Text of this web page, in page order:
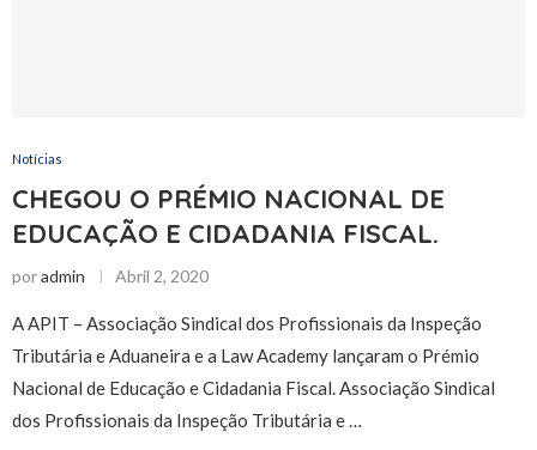
Notícias
CHEGOU O PRÉMIO NACIONAL DE
EDUCAÇÃO E CIDADANIA FISCAL.
poradmin Abril 2, 2020
A APIT – Associação Sindical dos Profissionais da Inspeção
Tributária e Aduaneira e a Law Academy lançaram o Prémio
Nacional de Educação e Cidadania Fiscal. Associação Sindical
dos Profissionais da Inspeção Tributária e …